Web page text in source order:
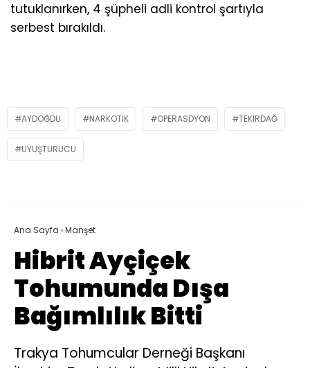
tutuklanırken, 4 şüpheli adli kontrol şartıyla
serbest bırakıldı.
AYDOĞDU NARKOTIK OPERASDYON TEKIRDAĞ
UYUŞTURUCU
Ana Sayfa ›Manşet
Hibrit Ayçiçek
Tohumunda Dışa
Bağımlılık Bitti
Trakya Tohumcular Derneği Başkanı